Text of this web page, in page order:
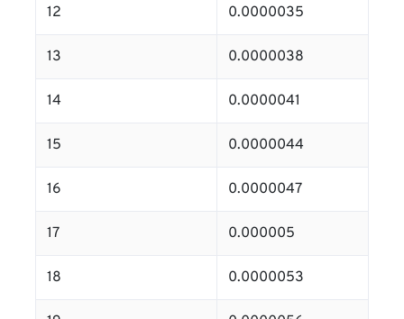
12 0.0000035
13 0.0000038
14 0.0000041
15 0.0000044
16 0.0000047
17 0.000005
18 0.0000053